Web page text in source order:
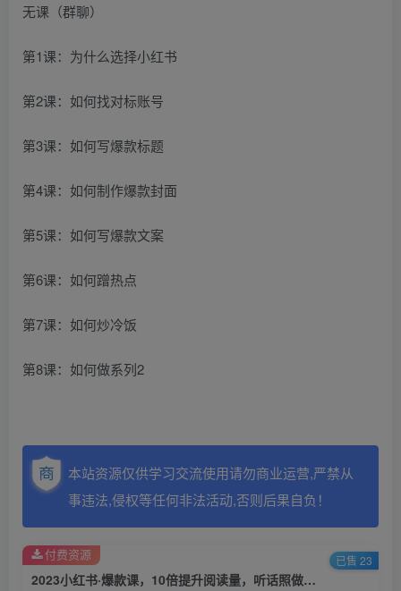
无课（群聊）
第1课：为什么选择小红书
第2课：如何找对标账号
第3课：如何写爆款标题
第4课：如何制作爆款封面
第5课：如何写爆款文案
第6课：如何蹭热点
第7课：如何炒冷饭
第8课：如何做系列2
本站资源仅供学习交流使用请勿商业运营,严禁从
事违法,侵权等任何非法活动,否则后果自负！
2023小红书·爆款课，10倍提升阅读量，听话照做肯定可以达到这个目标
付费资源 已售 23